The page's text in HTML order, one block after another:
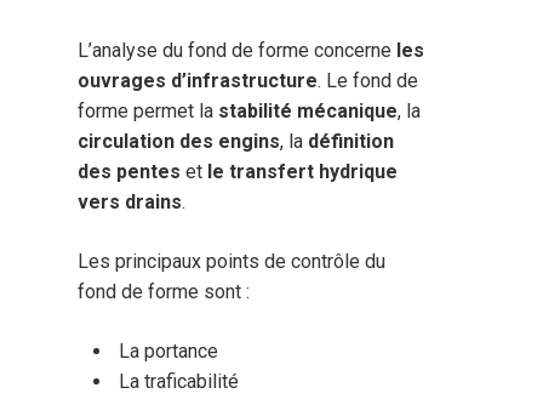
L’analyse du fond de forme concerne les
ouvrages d’infrastructure. Le fond de
forme permet la stabilité mécanique, la
circulation des engins, la définition
des penteset le transfert hydrique
vers drains.
Les principaux points de contrôle du
fond de forme sont :
La portance
La traficabilité